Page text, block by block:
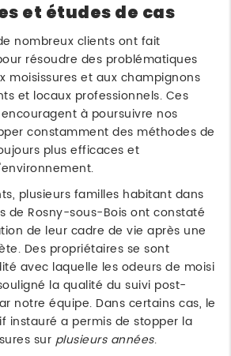
et études de cas
nombreux clients ont fait
résoudre des problématiques
moisissures et aux champignons
et locaux professionnels. Ces
à poursuivre nos
constamment des méthodes de
plus efficaces et
plusieurs familles habitant dans
de Rosny-sous-Bois ont constaté
de leur cadre de vie après une
Des propriétaires se sont
avec laquelle les odeurs de moisi
la qualité du suivi post-
notre équipe. Dans certains cas, le
instauré a permis de stopper la
sur plusieurs années.